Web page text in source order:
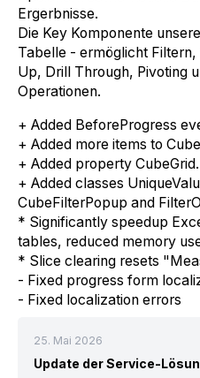
Ergerbnisse.
Die Key Komponente
Tabelle - ermöglicht
Up, Drill Through, Pivoting
Operationen.
+ Added BeforeProgress
+ Added more items to
+ Added property
+ Added classes
CubeFilterPopup and
* Significantly speedup
tables, reduced memory
* Slice clearing resets
- Fixed progress form
- Fixed localization errors
25. Mai 2026
Update der Service-